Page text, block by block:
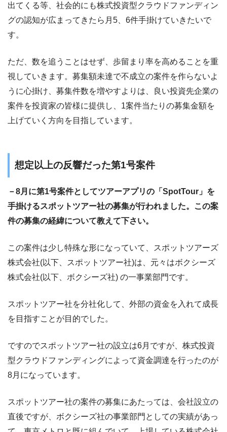
出てくる等、社会的にも株式投資型クラウドファンディン
グの認知が広まってきたら月5、6件手掛けていきたいで
す。
ただ、数を追うことはせず、歩留まり率を高めることを重
視していきます。募集額未達で不成立の案件を作らないよ
うに心掛け、募集件数を増やすよりは、良い投資先企業の
案件を投資家の皆様に提供し、1案件当たりの募集金額を
上げていく方向を目指しています。
想定以上の反響だった第1号案件
－8月に第1号案件としてツアーアプリの「SpotTour」を
手掛けるスポットツアー社の募集が行われました。この案
件の募集の経緯について教えて下さい。
この案件は少し特殊な形になっていて、スポットツアーズ
株式会社(以下、スポットツアー社)は、元々はボクシーズ
株式会社(以下、ボクシーズ社) の一事業部門です。
スポットツアー社を分社化して、外部の資金を入れて成長
を目指すことが目的でした。
ですのでスポットツアー社の設立は6月ですが、株式投資
型クラウドファンディングによって資金調達を行ったのが
8月になっています。
スポットツアー社の案件の募集にあたっては、会社設立の
直後ですが、ボクシーズ社の事業部門としての実績があっ